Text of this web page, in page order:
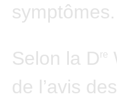
symptômes.
Selon la Dre
de l’avis